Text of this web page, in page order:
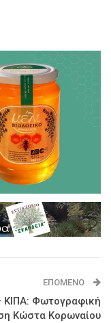
ΕΠΌΜΕΝΟ
ΚΙΠΑ: Φωτογραφική
Κώστα Κορωναίου